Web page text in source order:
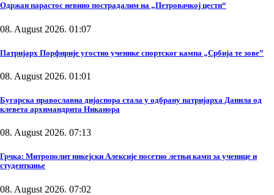
Одржан парастос невино пострадалим на „Петровачкој цести“
08. August 2026. 01:07
Патријарх Порфирије угостио ученике спортског кампа „Србија те зове”
08. August 2026. 01:01
Бугарска православна дијаспора стала у одбрану патријарха Данила од
клевета архимандрита Никанора
08. August 2026. 07:13
Грчка: Митрополит никејски Алексије посетио летњи камп за ученице и
студенткиње
08. August 2026. 07:02